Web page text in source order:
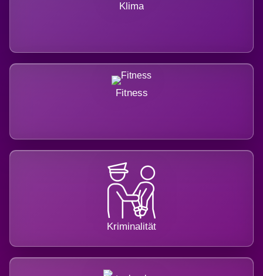
Klima
Fitness
Kriminalität